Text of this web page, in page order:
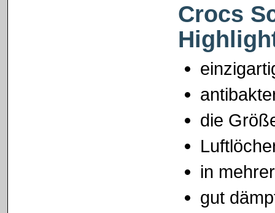
Crocs
die
in
gut